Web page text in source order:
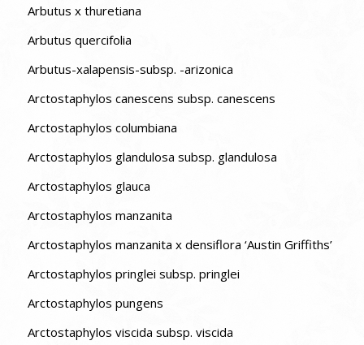
Arbutus x thuretiana
Arbutus quercifolia
Arbutus-xalapensis-subsp. -arizonica
Arctostaphylos canescens subsp. canescens
Arctostaphylos columbiana
Arctostaphylos glandulosa subsp. glandulosa
Arctostaphylos glauca
Arctostaphylos manzanita
Arctostaphylos manzanita x densiflora ‘Austin Griffiths’
Arctostaphylos pringlei subsp. pringlei
Arctostaphylos pungens
Arctostaphylos viscida subsp. viscida